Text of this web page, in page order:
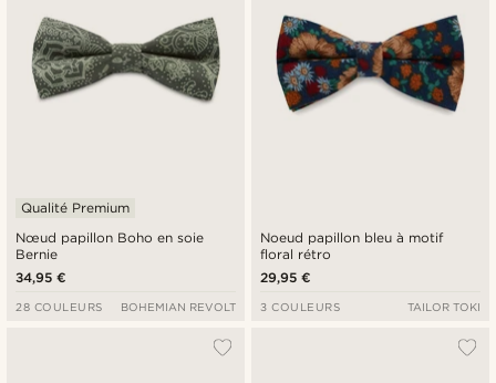
Nœud papillon Boho en soie
Bernie
Qualité Premium
34,95 €
28 COULEURS BOHEMIAN REVOLT
Noeud papillon bleu à motif
floral rétro
29,95 €
3 COULEURS TAILOR TOKI